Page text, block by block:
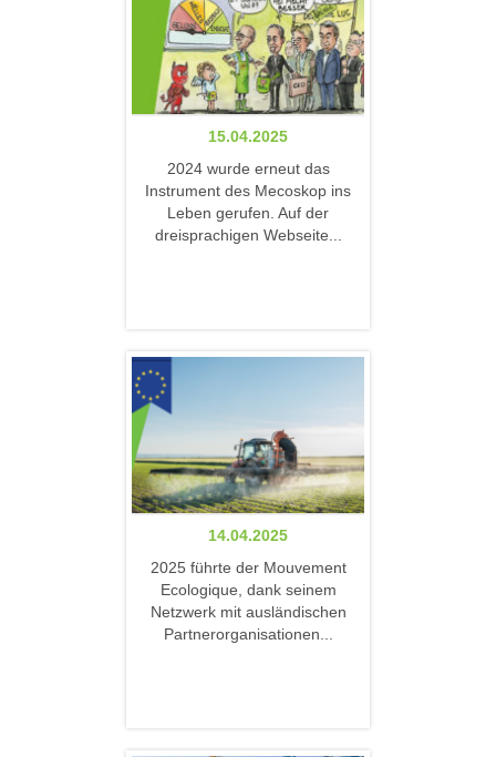
15.04.2025
2024 wurde erneut das
Instrument des Mecoskop ins
Leben gerufen. Auf der
dreisprachigen Webseite...
14.04.2025
2025 führte der Mouvement
Ecologique, dank seinem
Netzwerk mit ausländischen
Partnerorganisationen...